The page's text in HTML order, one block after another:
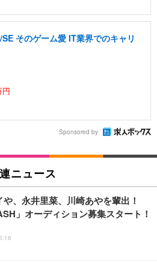
そのゲーム愛 IT業界でのキャリ
円
Sponsored by
ニュース
、永井里菜、川崎あやを輩出！
」オーディション募集スタート！